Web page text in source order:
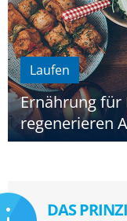
Laufen
Ernährung für
regenerieren
DAS